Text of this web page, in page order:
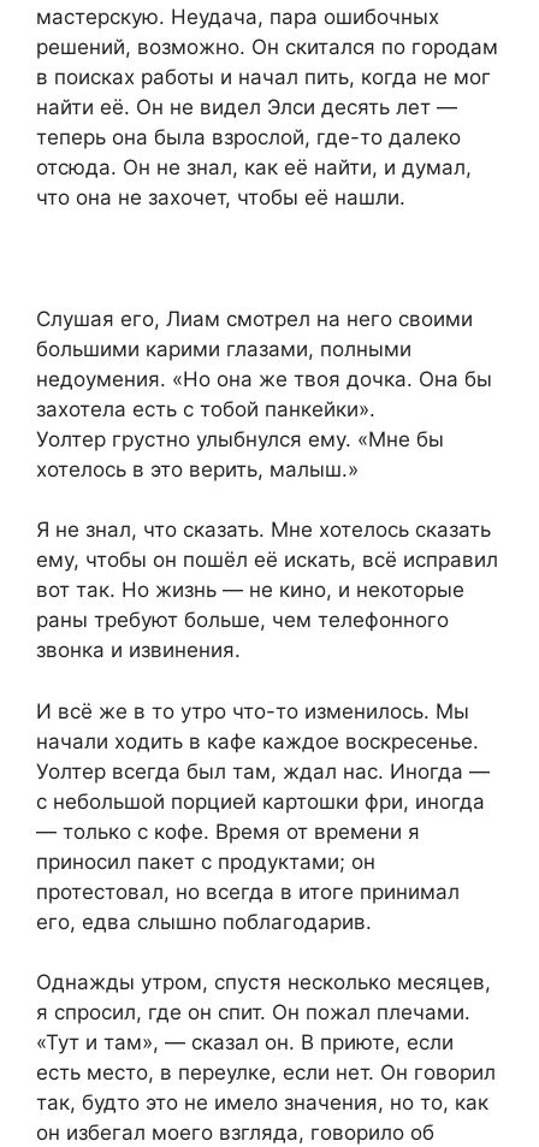
мастерскую. Неудача, пара ошибочных
решений, возможно. Он скитался по городам
в поисках работы и начал пить, когда не мог
найти её. Он не видел Элси десять лет —
теперь она была взрослой, где-то далеко
отсюда. Он не знал, как её найти, и думал,
что она не захочет, чтобы её нашли.
Слушая его, Лиам смотрел на него своими
большими карими глазами, полными
недоумения. «Но она же твоя дочка. Она бы
захотела есть с тобой панкейки».
Уолтер грустно улыбнулся ему. «Мне бы
хотелось в это верить, малыш.»
Я не знал, что сказать. Мне хотелось сказать
ему, чтобы он пошёл её искать, всё исправил
вот так. Но жизнь — не кино, и некоторые
раны требуют больше, чем телефонного
звонка и извинения.
И всё же в то утро что-то изменилось. Мы
начали ходить в кафе каждое воскресенье.
Уолтер всегда был там, ждал нас. Иногда —
с небольшой порцией картошки фри, иногда
— только с кофе. Время от времени я
приносил пакет с продуктами; он
протестовал, но всегда в итоге принимал
его, едва слышно поблагодарив.
Однажды утром, спустя несколько месяцев,
я спросил, где он спит. Он пожал плечами.
«Тут и там», — сказал он. В приюте, если
есть место, в переулке, если нет. Он говорил
так, будто это не имело значения, но то, как
он избегал моего взгляда, говорило об